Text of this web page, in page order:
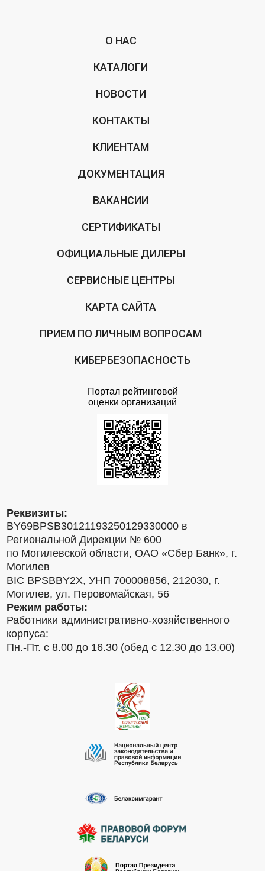
О НАС
КАТАЛОГИ
НОВОСТИ
КОНТАКТЫ
КЛИЕНТАМ
ДОКУМЕНТАЦИЯ
ВАКАНСИИ
СЕРТИФИКАТЫ
ОФИЦИАЛЬНЫЕ ДИЛЕРЫ
СЕРВИСНЫЕ ЦЕНТРЫ
КАРТА САЙТА
ПРИЕМ ПО ЛИЧНЫМ ВОПРОСАМ
КИБЕРБЕЗОПАСНОСТЬ
Портал рейтинговой
оценки организаций
Реквизиты:
BY69BPSB30121193250129330000 в
Региональной Дирекции № 600
по Могилевской области, ОАО «Сбер Банк», г.
Могилев
BIC BPSBBY2X, УНП 700008856, 212030, г.
Могилев, ул. Перовомайская, 56
Режим работы:
Работники административно-хозяйственного
корпуса:
Пн.-Пт. с 8.00 до 16.30 (обед с 12.30 до 13.00)